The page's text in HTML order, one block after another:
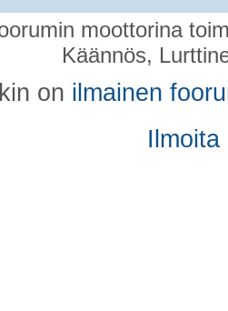
moottorina
Käännös,
on ilmainen